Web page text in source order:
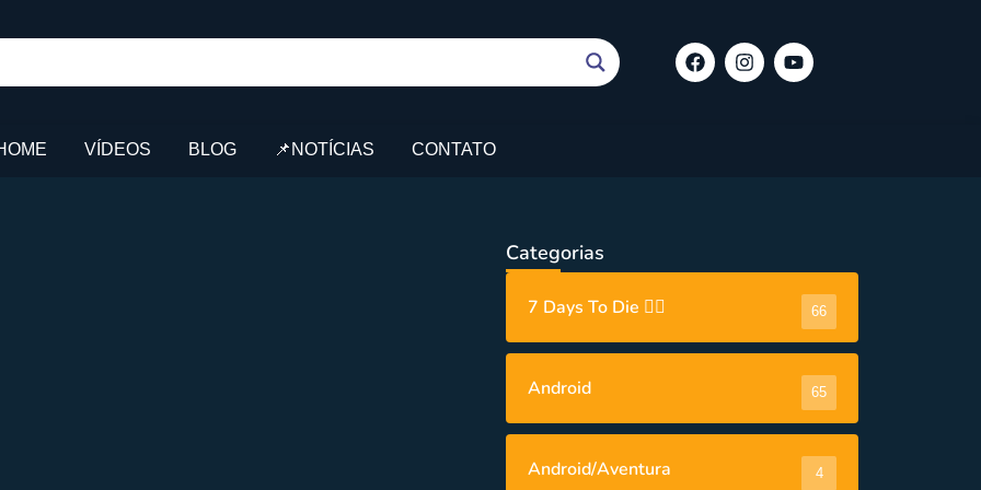
VÍDEOS BLOG 📌NOTÍCIAS CONTATO
Categorias
7 Days To Die 🧟‍♂️ 66
Android 65
Android/Aventura 4